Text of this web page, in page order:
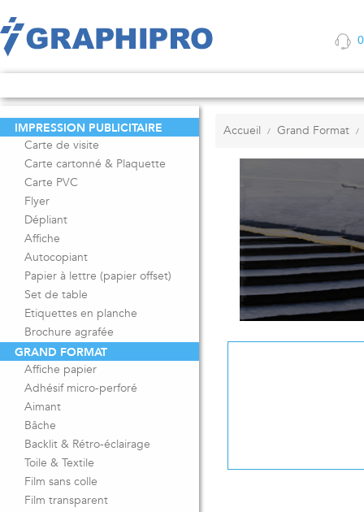
IMPRESSION PUBLICITAIRE
Carte de visite
Carte cartonné & Plaquette
Carte PVC
Flyer
Dépliant
Affiche
Autocopiant
Papier à lettre (papier offset)
Set de table
Etiquettes en planche
Brochure agrafée
GRAND FORMAT
Affiche papier
Adhésif micro-perforé
Aimant
Bâche
Backlit & Rétro-éclairage
Toile & Textile
Film sans colle
Film transparent
Accueil Grand Format